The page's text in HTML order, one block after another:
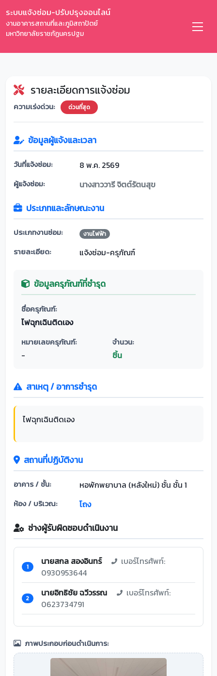
ระบบแจ้งซ่อม-ปรับปรุงออนไลน์
งานอาคารสถานที่และภูมิสถาปัตย์
มหาวิทยาลัยราชภัฏนครปฐม
รายละเอียดการแจ้งซ่อม
ความเร่งด่วน: ด่วนที่สุด
ข้อมูลผู้แจ้งและเวลา
วันที่แจ้งซ่อม: 8 พ.ค. 2569
ผู้แจ้งซ่อม: นางสาววารี จิตต์รัตนสุข
ประเภทและลักษณะงาน
ประเภทงานซ่อม: งานไฟฟ้า
รายละเอียด: แจ้งซ่อม-ครุภัณฑ์
ข้อมูลครุภัณฑ์ที่ชำรุด
ชื่อครุภัณฑ์:
ไฟฉุกเฉินติดเอง
หมายเลขครุภัณฑ์:
-
จำนวน:
ชิ้น
สาเหตุ / อาการชำรุด
ไฟฉุกเฉินติดเอง
สถานที่ปฏิบัติงาน
อาคาร / ชั้น: หอพักพยาบาล (หลังใหม่) ชั้น ชั้น 1
ห้อง / บริเวณ: โถง
ช่างผู้รับผิดชอบดำเนินงาน
1 นายสกล สองอินทร์
เบอร์โทรศัพท์:
0930953644
2 นายอิทธิชัย ฉวีวรรณ
เบอร์โทรศัพท์:
0623734791
ภาพประกอบก่อนดำเนินการ: